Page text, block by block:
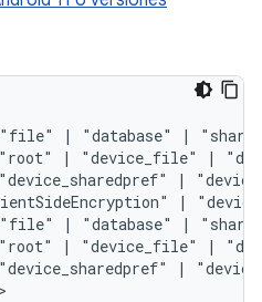
| "database" |
"root"
| "device_file" |
"device_sharedpref"
|
|
| "database" |
"root"
| "device_file" |
"device_sharedpref"
|